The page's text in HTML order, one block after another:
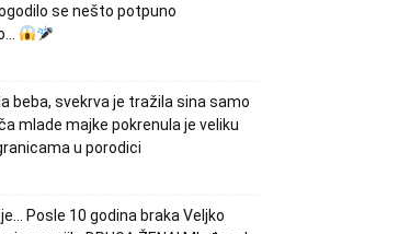
se nešto potpuno
beba, svekrva je tražila sina samo
mlade majke pokrenula je veliku
u porodici
Posle 10 godina braka Veljko